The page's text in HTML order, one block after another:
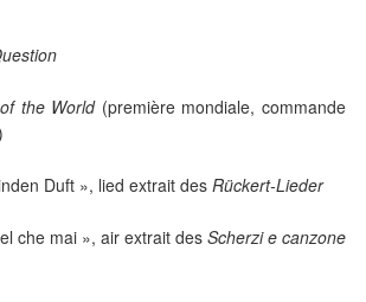
the World(première mondiale, commande
Duft », lied extrait des Rückert-Lieder
che mai », air extrait des Scherzi e canzone